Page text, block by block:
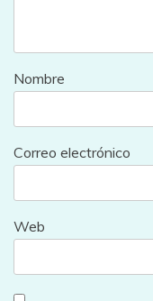
Nombre
Correo electrónico
Web